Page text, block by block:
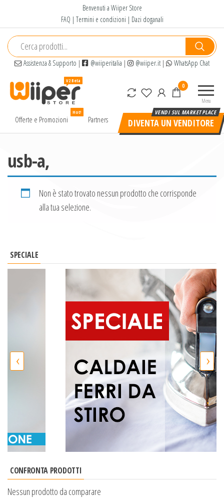
contenuto
Benvenuti a Wiiper Store
FAQ | Termini e condizioni | Dazi doganali
Assistenza & Supporto | @wiiperitalia | @wiiper.it| WhatsApp Chat
alta
Menu
0
Offerte e Promozioni
Hot!
Partners DIVENTA UN VENDITORE
usb-a,
Non è stato trovato nessun prodotto che corrisponde
alla tua selezione.
SPECIALE
‹ ›
CONFRONTA PRODOTTI
Nessun prodotto da comparare